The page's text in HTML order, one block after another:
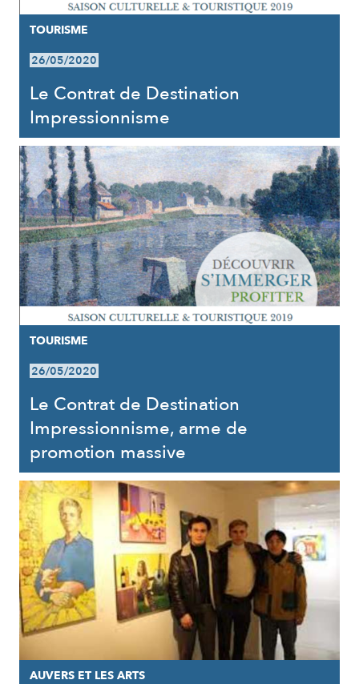
TOURISME
26/05/2020
Le Contrat de Destination
Impressionnisme
TOURISME
26/05/2020
Le Contrat de Destination
Impressionnisme, arme de
promotion massive
AUVERS ET LES ARTS